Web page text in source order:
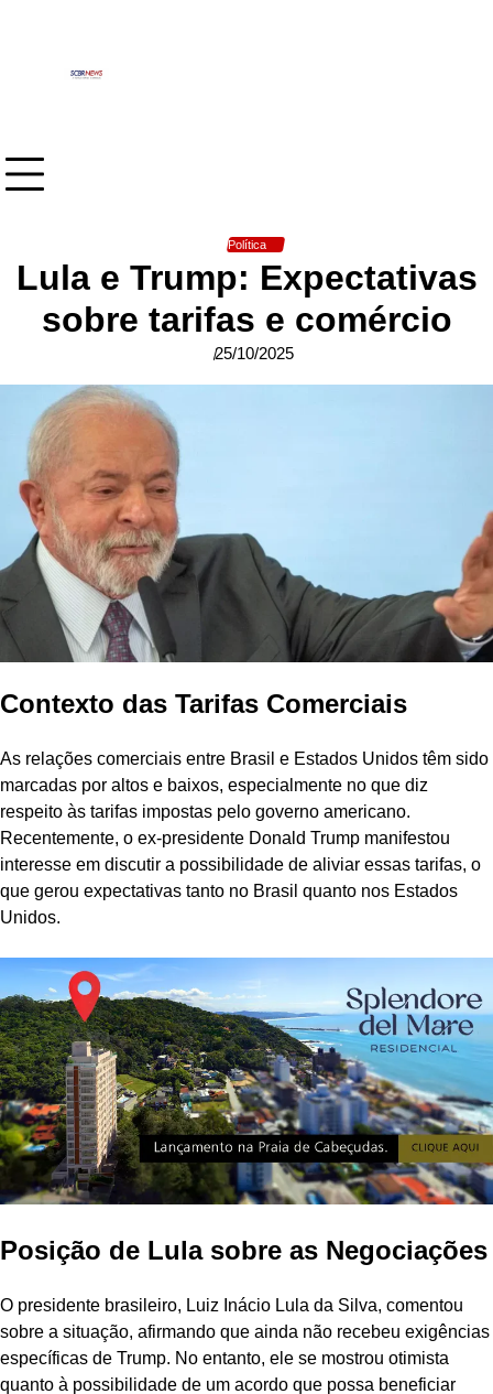
Política
Lula e Trump: Expectativas
sobre tarifas e comércio
25/10/2025
Contexto das Tarifas Comerciais
As relações comerciais entre Brasil e Estados Unidos têm sido
marcadas por altos e baixos, especialmente no que diz
respeito às tarifas impostas pelo governo americano.
Recentemente, o ex-presidente Donald Trump manifestou
interesse em discutir a possibilidade de aliviar essas tarifas, o
que gerou expectativas tanto no Brasil quanto nos Estados
Unidos.
Posição de Lula sobre as Negociações
O presidente brasileiro, Luiz Inácio Lula da Silva, comentou
sobre a situação, afirmando que ainda não recebeu exigências
específicas de Trump. No entanto, ele se mostrou otimista
quanto à possibilidade de um acordo que possa beneficiar